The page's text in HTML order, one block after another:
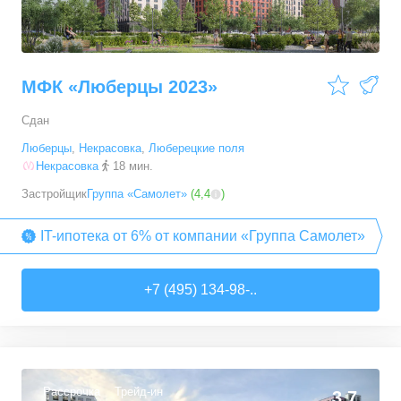
МФК «Люберцы 2023»
Сдан
Люберцы, Некрасовка, Люберецкие поля
Некрасовка
18 мин.
ЗастройщикГруппа «Самолет» (4,4 )
IT-ипотека от 6% от компании «Группа Самолет»
+7 (495) 134-98-..
Рассрочка Трейд-ин